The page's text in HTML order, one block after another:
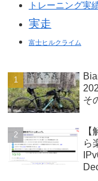
トレーニング実
実走
富士ヒルクライム
そ
ら